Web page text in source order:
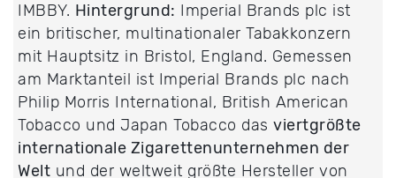
IMBBY. Hintergrund: Imperial Brands plc ist
ein britischer, multinationaler Tabakkonzern
mit Hauptsitz in Bristol, England. Gemessen
am Marktanteil ist Imperial Brands plc nach
Philip Morris International, British American
Tobacco und Japan Tobacco das viertgrößte
internationale Zigarettenunternehmen der
Welt und der weltweit größte Hersteller von